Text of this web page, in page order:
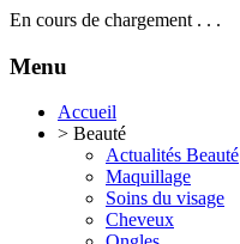
En cours de chargement . . .
Menu
Accueil
> Beauté
Actualités Beauté
Maquillage
Soins du visage
Cheveux